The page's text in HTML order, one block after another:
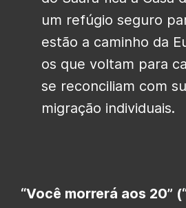
um refúgio seguro
estão a caminho da
os que voltam para
se reconciliam com
migração individuais.
“Você morrerá aos 20”